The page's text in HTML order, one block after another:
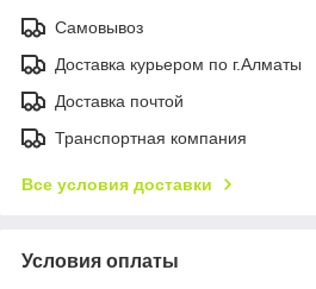
Самовывоз
Доставка курьером по г.Алматы
Доставка почтой
Транспортная компания
Все условия доставки
Условия оплаты